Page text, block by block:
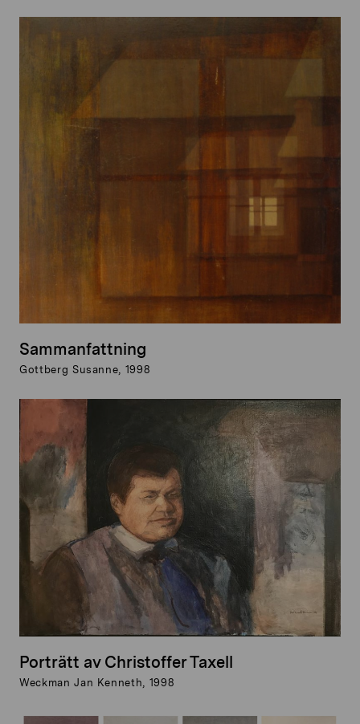
Sammanfattning
Gottberg Susanne, 1998
Porträtt av Christoffer Taxell
Weckman Jan Kenneth, 1998